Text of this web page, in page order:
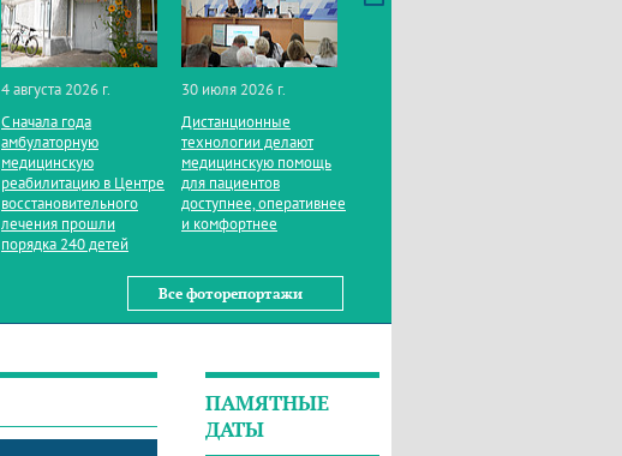
4 августа 2026 г.
С начала года
амбулаторную
медицинскую
реабилитацию в Центре
восстановительного
лечения прошли
порядка 240 детей
30 июля 2026 г.
Дистанционные
технологии делают
медицинскую помощь
для пациентов
доступнее, оперативнее
и комфортнее
Все фоторепортажи
ПАМЯТНЫЕ
ДАТЫ